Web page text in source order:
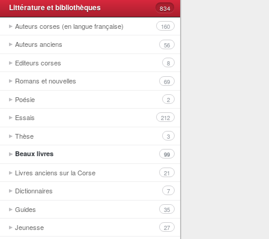
Littérature et bibliothèques 834
Auteurs corses (en langue française) 160
Auteurs anciens 56
Editeurs corses 8
Romans et nouvelles 69
Poésie 2
Essais 212
Thèse 3
Beaux livres 99
Livres anciens sur la Corse 21
Dictionnaires 7
Guides 35
Jeunesse 27